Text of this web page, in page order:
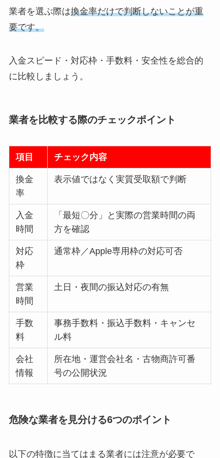
業者を選ぶ際は換金率だけで判断しないことが重
要です。
入金スピード・対応枠・手数料・安全性を総合的
に比較しましょう。
業者を比較する際のチェックポイント
項目 チェック内容
換金
率
表示値ではなく実質受取額で判断
入金
時間
「最短〇分」と実際の営業時間の両
方を確認
対応
枠
通常枠／Apple専用枠の対応可否
営業
時間
土日・夜間の振込対応の有無
手数
料
事務手数料・振込手数料・キャンセ
ル料
会社
情報
所在地・運営会社名・古物商許可番
号の公開状況
危険な業者を見分ける6つのポイント
以下の特徴に当てはまる業者には注意が必要で